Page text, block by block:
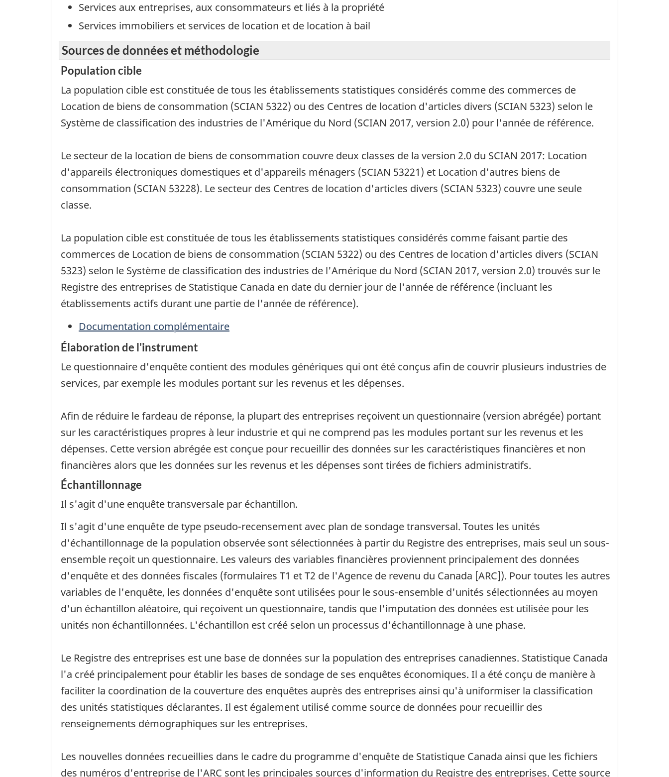
Services aux entreprises, aux consommateurs et liés à la propriété
Services immobiliers et services de location et de location à bail
Sources de données et méthodologie
Population cible
La population cible est constituée de tous les établissements statistiques considérés comme des commerces de
Location de biens de consommation (SCIAN 5322) ou des Centres de location d'articles divers (SCIAN 5323) selon le
Système de classification des industries de l'Amérique du Nord (SCIAN 2017, version 2.0) pour l'année de référence.
Le secteur de la location de biens de consommation couvre deux classes de la version 2.0 du SCIAN 2017: Location
d'appareils électroniques domestiques et d'appareils ménagers (SCIAN 53221) et Location d'autres biens de
consommation (SCIAN 53228). Le secteur des Centres de location d'articles divers (SCIAN 5323) couvre une seule
classe.
La population cible est constituée de tous les établissements statistiques considérés comme faisant partie des
commerces de Location de biens de consommation (SCIAN 5322) ou des Centres de location d'articles divers (SCIAN
5323) selon le Système de classification des industries de l'Amérique du Nord (SCIAN 2017, version 2.0) trouvés sur le
Registre des entreprises de Statistique Canada en date du dernier jour de l'année de référence (incluant les
établissements actifs durant une partie de l'année de référence).
Documentation complémentaire
Élaboration de l'instrument
Le questionnaire d'enquête contient des modules génériques qui ont été conçus afin de couvrir plusieurs industries de
services, par exemple les modules portant sur les revenus et les dépenses.
Afin de réduire le fardeau de réponse, la plupart des entreprises reçoivent un questionnaire (version abrégée) portant
sur les caractéristiques propres à leur industrie et qui ne comprend pas les modules portant sur les revenus et les
dépenses. Cette version abrégée est conçue pour recueillir des données sur les caractéristiques financières et non
financières alors que les données sur les revenus et les dépenses sont tirées de fichiers administratifs.
Échantillonnage
Il s'agit d'une enquête transversale par échantillon.
Il s'agit d'une enquête de type pseudo-recensement avec plan de sondage transversal. Toutes les unités
d'échantillonnage de la population observée sont sélectionnées à partir du Registre des entreprises, mais seul un sous-
ensemble reçoit un questionnaire. Les valeurs des variables financières proviennent principalement des données
d'enquête et des données fiscales (formulaires T1 et T2 de l'Agence de revenu du Canada [ARC]). Pour toutes les autres
variables de l'enquête, les données d'enquête sont utilisées pour le sous-ensemble d'unités sélectionnées au moyen
d'un échantillon aléatoire, qui reçoivent un questionnaire, tandis que l'imputation des données est utilisée pour les
unités non échantillonnées. L'échantillon est créé selon un processus d'échantillonnage à une phase.
Le Registre des entreprises est une base de données sur la population des entreprises canadiennes. Statistique Canada
l'a créé principalement pour établir les bases de sondage de ses enquêtes économiques. Il a été conçu de manière à
faciliter la coordination de la couverture des enquêtes auprès des entreprises ainsi qu'à uniformiser la classification
des unités statistiques déclarantes. Il est également utilisé comme source de données pour recueillir des
renseignements démographiques sur les entreprises.
Les nouvelles données recueillies dans le cadre du programme d'enquête de Statistique Canada ainsi que les fichiers
des numéros d'entreprise de l'ARC sont les principales sources d'information du Registre des entreprises. Cette source